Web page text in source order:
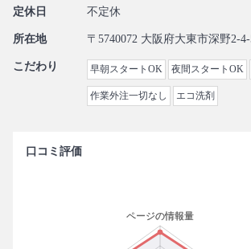
定休日 不定休
所在地 〒5740072 大阪府大東市深野2-
こだわり 早朝スタートOK 夜間スタートOK
作業外注一切なし エコ洗剤
口コミ評価